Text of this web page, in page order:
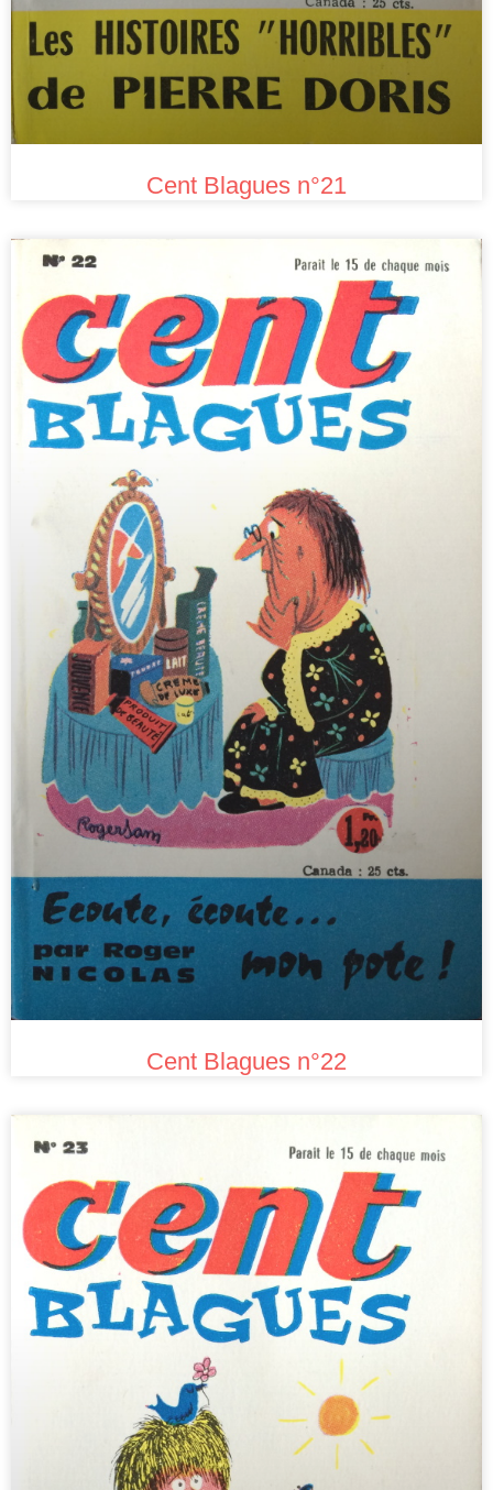
Cent Blagues n°21
Cent Blagues n°22